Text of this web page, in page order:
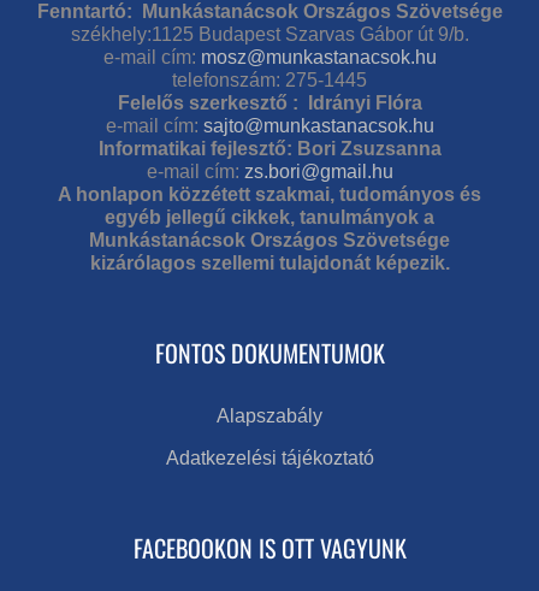
Fenntartó: Munkástanácsok Országos Szövetsége
székhely:1125 Budapest Szarvas Gábor út 9/b.
e-mail cím: mosz@munkastanacsok.hu
telefonszám: 275-1445
Felelős szerkesztő : Idrányi Flóra
e-mail cím: sajto@munkastanacsok.hu
Informatikai fejlesztő: Bori Zsuzsanna
e-mail cím: zs.bori@gmail.hu
A honlapon közzétett szakmai, tudományos és
egyéb jellegű cikkek, tanulmányok a
Munkástanácsok Országos Szövetsége
kizárólagos szellemi tulajdonát képezik.
FONTOS DOKUMENTUMOK
Alapszabály
Adatkezelési tájékoztató
FACEBOOKON IS OTT VAGYUNK